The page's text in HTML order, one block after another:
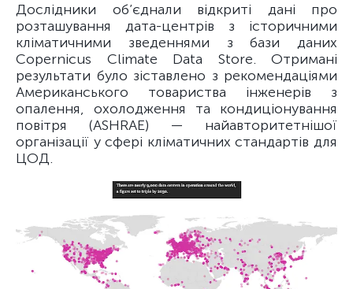
Дослідники об’єднали відкриті дані про
розташування дата-центрів з історичними
кліматичними зведеннями з бази даних
Copernicus Climate Data Store. Отримані
результати було зіставлено з рекомендаціями
Американського товариства інженерів з
опалення, охолодження та кондиціонування
повітря (ASHRAE) — найавторитетнішої
організації у сфері кліматичних стандартів для
ЦОД.